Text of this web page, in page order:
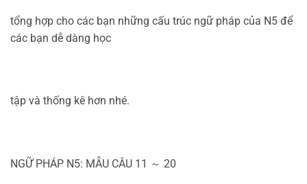
tổng hợp cho các bạn những cấu trúc ngữ pháp của N5 để
các bạn dễ dàng học
tập và thống kê hơn nhé.
NGỮ PHÁP N5: MẪU CÂU 11 ～ 20